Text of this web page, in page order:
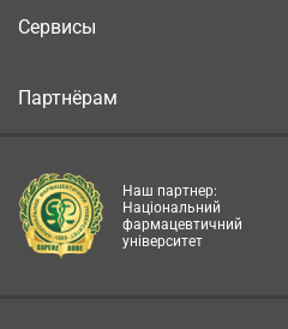
Сервисы
Партнёрам
Наш партнер:
Національний
фармацевтичний
університет